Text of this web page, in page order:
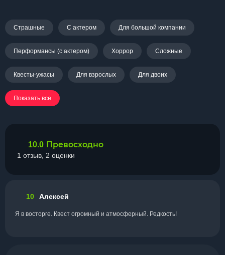
Страшные С актером Для большой компании
Перформансы (с актером) Хоррор Сложные
Квесты-ужасы Для взрослых Для двоих
Показать все
10.0 Превосходно
1 отзыв, 2 оценки
10 Алексей
Я в восторге. Квест огромный и атмосферный. Редкость!